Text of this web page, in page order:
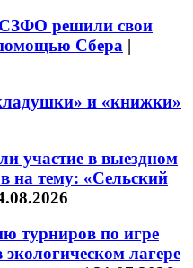
СЗФО решили свои
Сбера |
и «книжки»
участие в выездном
на тему: «Сельский
турниров по игре
лагере